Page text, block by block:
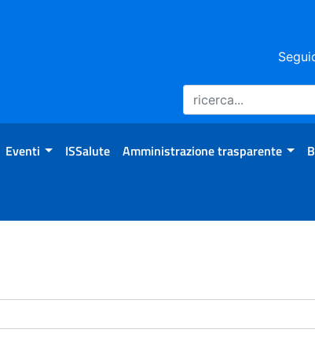
Eventi ISSalute Amministrazione trasparente